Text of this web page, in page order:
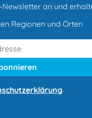
an und
Regionen und Orten
.